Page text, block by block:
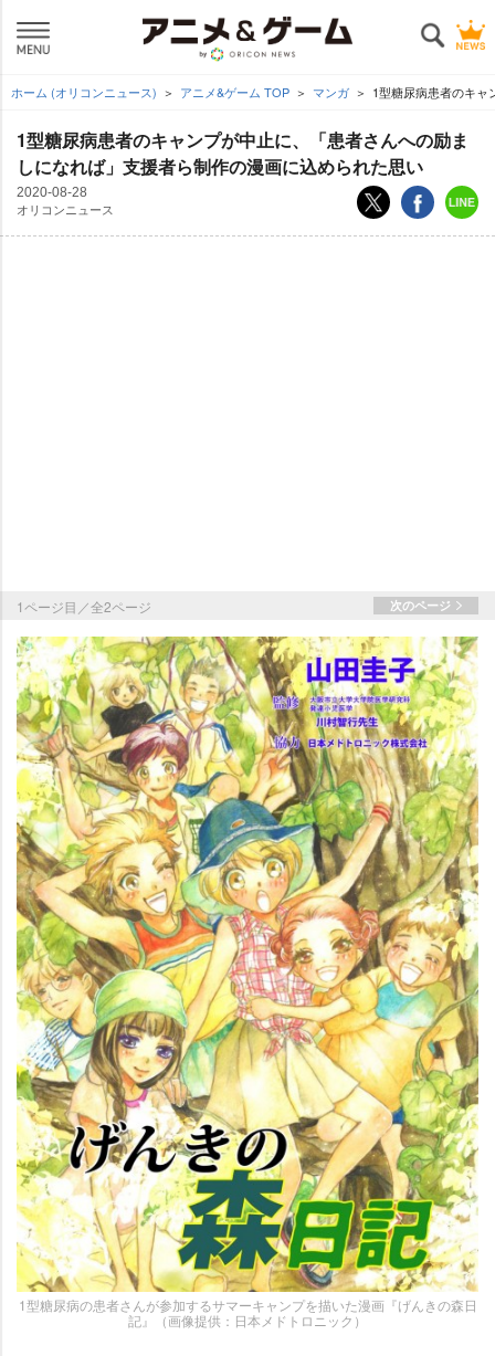
ホーム (オリコンニュース) アニメ&ゲーム TOP マンガ 1型糖尿病患者のキャ
1型糖尿病患者のキャンプが中止に、「患者さんへの励ま
しになれば」支援者ら制作の漫画に込められた思い
2020-08-28
オリコンニュース
1ページ目／全2ページ 次のページ
1型糖尿病の患者さんが参加するサマーキャンプを描いた漫画『げんきの森日
記』（画像提供：日本メドトロニック）